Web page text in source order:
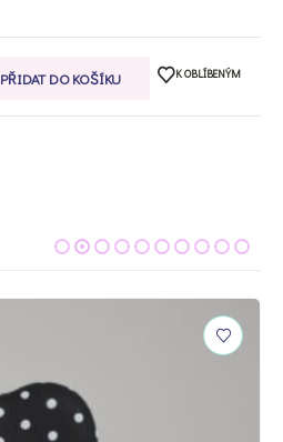
PŘIDAT DO KOŠÍKU K OBLÍBENÝM